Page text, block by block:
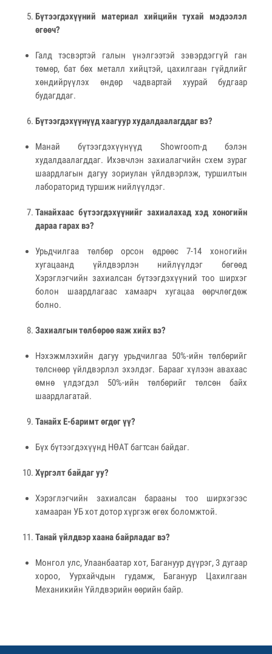
Бүтээгдэхүүний материал хийцийн тухай мэдээлэл
өгөөч?
Галд тэсвэртэй галын үнэлгээтэй зэвэрдэггүй ган
төмөр, бат бөх металл хийцтэй, цахилгаан гүйдлийг
хөндийрүүлэх өндөр чадвартай хуурай будгаар
будагддаг.
Бүтээгдэхүүнүүд хаагуур худалдаалагддаг вэ?
Манай бүтээгдэхүүнүүд Showroom-д бэлэн
худалдаалагддаг. Ихэвчлэн захиалагчийн схем зураг
шаардлагын дагуу зориулан үйлдвэрлэж, туршилтын
лабораторид туршиж нийлүүлдэг.
Танайхаас бүтээгдэхүүнийг захиалахад хэд хоногийн
дараа гарах вэ?
Урьдчилгаа төлбөр орсон өдрөөс 7-14 хоногийн
хугацаанд үйлдвэрлэн нийлүүлдэг бөгөөд
Хэрэглэгчийн захиалсан бүтээгдэхүүний тоо ширхэг
болон шаардлагаас хамаарч хугацаа өөрчлөгдөж
болно.
Захиалгын төлбөрөө яаж хийх вэ?
Нэхэжмлэхийн дагуу урьдчилгаа 50%-ийн төлбөрийг
төлснөөр үйлдвэрлэл эхэлдэг. Барааг хүлээн авахаас
өмнө үлдэгдэл 50%-ийн төлбөрийг төлсөн байх
шаардлагатай.
Танайх E-баримт өгдөг үү?
Бүх бүтээгдэхүүнд НӨАТ багтсан байдаг.
Хүргэлт байдаг уу?
Хэрэглэгчийн захиалсан барааны тоо ширхэгээс
хамааран УБ хот дотор хүргэж өгөх боломжтой.
Танай үйлдвэр хаана байрладаг вэ?
Монгол улс, Улаанбаатар хот, Багануур дүүрэг, 3 дугаар
хороо, Уурхайчдын гудамж, Багануур Цахилгаан
Механикийн Үйлдвэрийн өөрийн байр.